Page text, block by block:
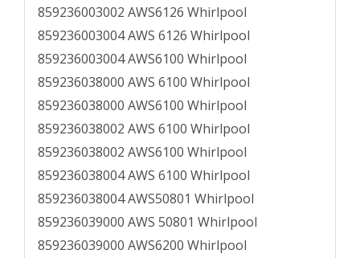
859236003002 AWS6126 Whirlpool
859236003004 AWS 6126 Whirlpool
859236003004 AWS6100 Whirlpool
859236038000 AWS 6100 Whirlpool
859236038000 AWS6100 Whirlpool
859236038002 AWS 6100 Whirlpool
859236038002 AWS6100 Whirlpool
859236038004 AWS 6100 Whirlpool
859236038004 AWS50801 Whirlpool
859236039000 AWS 50801 Whirlpool
859236039000 AWS6200 Whirlpool